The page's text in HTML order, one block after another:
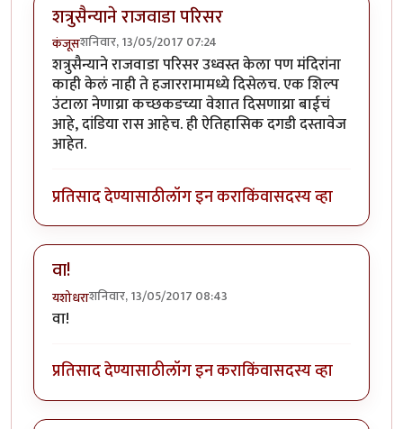
शत्रुसैन्याने राजवाडा परिसर
कंजूसशनिवार, 13/05/2017 07:24
शत्रुसैन्याने राजवाडा परिसर उध्वस्त केला पण मंदिरांना
काही केलं नाही ते हजाररामामध्ये दिसेलच. एक शिल्प
उंटाला नेणाय्रा कच्छकडच्या वेशात दिसणाय्रा बाईचं
आहे, दांडिया रास आहेच. ही ऐतिहासिक दगडी दस्तावेज
आहेत.
प्रतिसाद देण्यासाठीलॉग इन कराकिंवासदस्य व्हा
वा!
यशोधराशनिवार, 13/05/2017 08:43
वा!
प्रतिसाद देण्यासाठीलॉग इन कराकिंवासदस्य व्हा